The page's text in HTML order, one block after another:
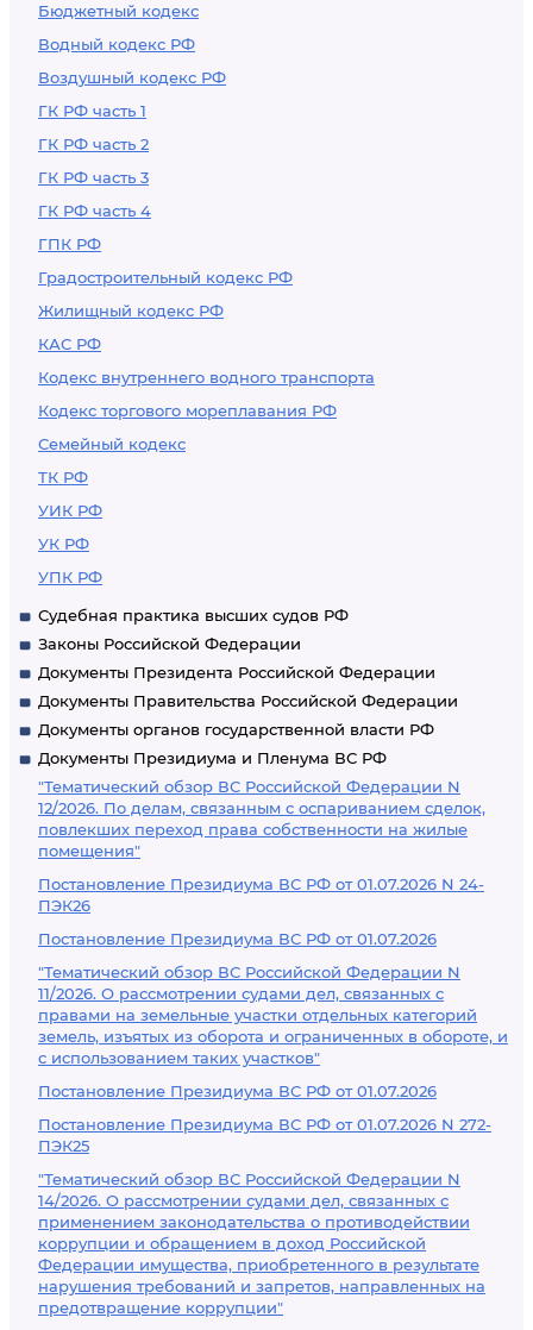
Бюджетный кодекс
Водный кодекс РФ
Воздушный кодекс РФ
ГК РФ часть 1
ГК РФ часть 2
ГК РФ часть 3
ГК РФ часть 4
ГПК РФ
Градостроительный кодекс РФ
Жилищный кодекс РФ
КАС РФ
Кодекс внутреннего водного транспорта
Кодекс торгового мореплавания РФ
Семейный кодекс
ТК РФ
УИК РФ
УК РФ
УПК РФ
Судебная практика высших судов РФ
Законы Российской Федерации
Документы Президента Российской Федерации
Документы Правительства Российской Федерации
Документы органов государственной власти РФ
Документы Президиума и Пленума ВС РФ
"Тематический обзор ВС Российской Федерации N
12/2026. По делам, связанным с оспариванием сделок,
повлекших переход права собственности на жилые
помещения"
Постановление Президиума ВС РФ от 01.07.2026 N 24-
ПЭК26
Постановление Президиума ВС РФ от 01.07.2026
"Тематический обзор ВС Российской Федерации N
11/2026. О рассмотрении судами дел, связанных с
правами на земельные участки отдельных категорий
земель, изъятых из оборота и ограниченных в обороте, и
с использованием таких участков"
Постановление Президиума ВС РФ от 01.07.2026
Постановление Президиума ВС РФ от 01.07.2026 N 272-
ПЭК25
"Тематический обзор ВС Российской Федерации N
14/2026. О рассмотрении судами дел, связанных с
применением законодательства о противодействии
коррупции и обращением в доход Российской
Федерации имущества, приобретенного в результате
нарушения требований и запретов, направленных на
предотвращение коррупции"